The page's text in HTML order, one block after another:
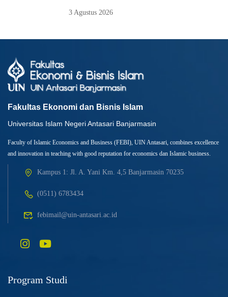
3 Agustus 2026
Fakultas Ekonomi dan Bisnis Islam
Universitas Islam Negeri Antasari Banjarmasin
Faculty of Islamic Economics and Business (FEBI), UIN Antasari, combines excellence
and innovation in teaching with good reputation for economics dan Islamic business.
Kampus 1: Jl. A. Yani Km. 4,5 Banjarmasin 70235
(0511) 6783434
febimail@uin-antasari.ac.id
Program Studi